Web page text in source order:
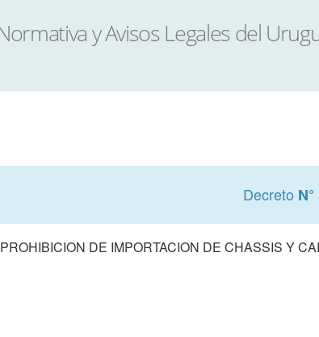
Decreto
PROHIBICION DE IMPORTACION DE CHASSIS Y